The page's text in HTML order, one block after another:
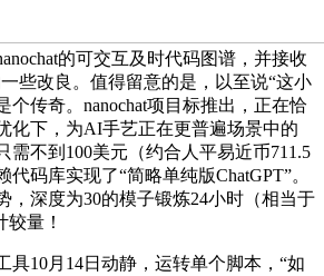
的可交互及时代码图谱，并接收
一些改良。值得留意的是，以至说“这小
个传奇。nanochat项目标推出，正在恰
化下，为AI手艺正在更普遍场景中的
需不到100美元（约合人平易近币711.5
码库实现了“简略单纯版ChatGPT”。
，深度为30的模子锻炼24小时（相当于
较量！
10月14日动静，运转单个脚本，“如